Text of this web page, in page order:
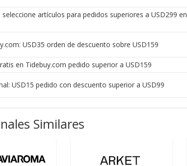
artículos para pedidos superiores a USD299 en
USD35 orden de descuento sobre USD159
en Tidebuy.com pedido superior a USD159
USD15 pedido con descuento superior a USD99
Similares